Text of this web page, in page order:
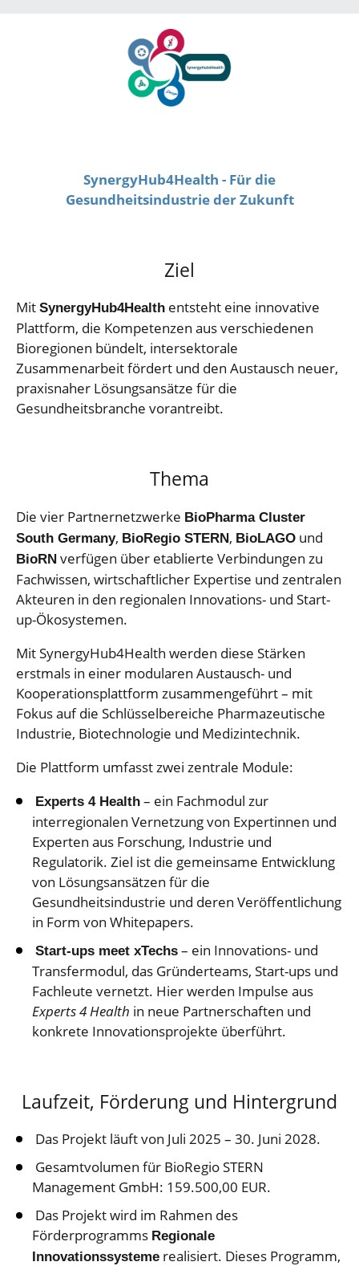
SynergyHub4Health - Für die
Gesundheitsindustrie der Zukunft
Ziel
Mit SynergyHub4Health entsteht eine innovative
Plattform, die Kompetenzen aus verschiedenen
Bioregionen bündelt, intersektorale
Zusammenarbeit fördert und den Austausch neuer,
praxisnaher Lösungsansätze für die
Gesundheitsbranche vorantreibt.
Thema
Die vier Partnernetzwerke BioPharma Cluster
South Germany, BioRegio STERN, BioLAGO und
BioRN verfügen über etablierte Verbindungen zu
Fachwissen, wirtschaftlicher Expertise und zentralen
Akteuren in den regionalen Innovations- und Start-
up-Ökosystemen.
Mit SynergyHub4Health werden diese Stärken
erstmals in einer modularen Austausch- und
Kooperationsplattform zusammengeführt – mit
Fokus auf die Schlüsselbereiche Pharmazeutische
Industrie, Biotechnologie und Medizintechnik.
Die Plattform umfasst zwei zentrale Module:
Experts 4 Health – ein Fachmodul zur
interregionalen Vernetzung von Expertinnen und
Experten aus Forschung, Industrie und
Regulatorik. Ziel ist die gemeinsame Entwicklung
von Lösungsansätzen für die
Gesundheitsindustrie und deren Veröffentlichung
in Form von Whitepapers.
Start-ups meet xTechs – ein Innovations- und
Transfermodul, das Gründerteams, Start-ups und
Fachleute vernetzt. Hier werden Impulse aus
Experts 4 Health in neue Partnerschaften und
konkrete Innovationsprojekte überführt.
Laufzeit, Förderung und Hintergrund
Das Projekt läuft von Juli 2025 – 30. Juni 2028.
Gesamtvolumen für BioRegio STERN
Management GmbH: 159.500,00 EUR.
Das Projekt wird im Rahmen des
Förderprogramms Regionale
Innovationssysteme realisiert. Dieses Programm,